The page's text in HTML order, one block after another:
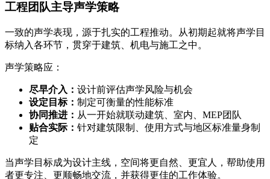
工程团队主导声学策略
一致的声学表现，源于扎实的工程推动。从初期起就将声学目
标纳入各环节，贯穿于建筑、机电与施工之中。
声学策略应：
尽早介入： 设计前评估声学风险与机会
设定目标： 制定可衡量的性能标准
协同推进： 从一开始就联动建筑、室内、MEP团队
贴合实际： 针对建筑限制、使用方式与地区标准量身制
定
当声学目标成为设计主线，空间将更自然、更宜人，帮助使用
者更专注、更顺畅地交流，并获得更佳的工作体验。